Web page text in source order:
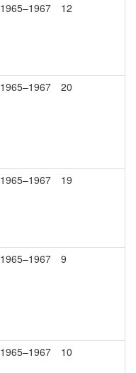
1965–1967 12
1965–1967 20
1965–1967 19
1965–1967 9
1965–1967 10